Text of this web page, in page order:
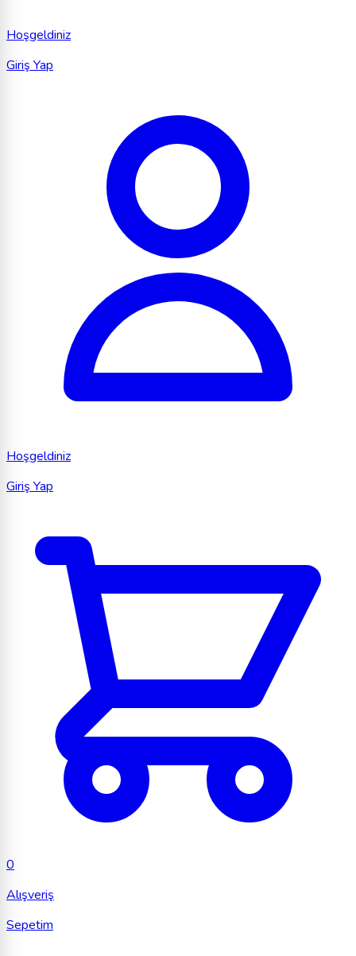
Hoşgeldiniz
Giriş Yap
Hoşgeldiniz
Giriş Yap
0
Alışveriş
Sepetim